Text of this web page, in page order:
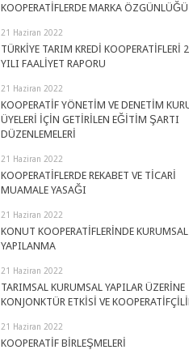
KOOPERATİFLERDE MARKA ÖZGÜNLÜĞÜ
21 Haziran 2022
TÜRKİYE TARIM KREDİ KOOPERATİFLERİ
YILI FAALİYET RAPORU
21 Haziran 2022
KOOPERATİF YÖNETİM VE DENETİM
ÜYELERİ İÇİN GETİRİLEN EĞİTİM ŞARTI
DÜZENLEMELERİ
21 Haziran 2022
KOOPERATİFLERDE REKABET VE TİCARİ
MUAMALE YASAĞI
21 Haziran 2022
KONUT KOOPERATİFLERİNDE KURUMSAL
YAPILANMA
21 Haziran 2022
TARIMSAL KURUMSAL YAPILAR ÜZERİNE
KONJONKTÜR ETKİSİ VE
21 Haziran 2022
KOOPERATİF BİRLEŞMELERİ